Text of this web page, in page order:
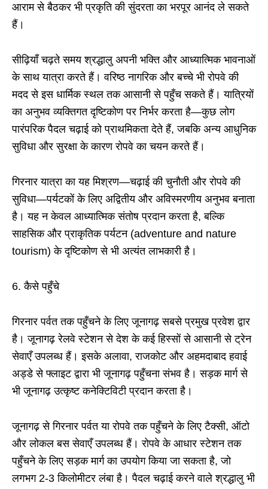
आराम से बैठकर भी प्रकृति की सुंदरता का भरपूर आनंद ले सकते
हैं।
सीढ़ियाँ चढ़ते समय श्रद्धालु अपनी भक्ति और आध्यात्मिक भावनाओं
के साथ यात्रा करते हैं। वरिष्ठ नागरिक और बच्चे भी रोपवे की
मदद से इस धार्मिक स्थल तक आसानी से पहुँच सकते हैं। यात्रियों
का अनुभव व्यक्तिगत दृष्टिकोण पर निर्भर करता है—कुछ लोग
पारंपरिक पैदल चढ़ाई को प्राथमिकता देते हैं, जबकि अन्य आधुनिक
सुविधा और सुरक्षा के कारण रोपवे का चयन करते हैं।
गिरनार यात्रा का यह मिश्रण—चढ़ाई की चुनौती और रोपवे की
सुविधा—पर्यटकों के लिए अद्वितीय और अविस्मरणीय अनुभव बनाता
है। यह न केवल आध्यात्मिक संतोष प्रदान करता है, बल्कि
साहसिक और प्राकृतिक पर्यटन (adventure and nature
tourism) के दृष्टिकोण से भी अत्यंत लाभकारी है।
6. कैसे पहुँचे
गिरनार पर्वत तक पहुँचने के लिए जूनागढ़ सबसे प्रमुख प्रवेश द्वार
है। जूनागढ़ रेलवे स्टेशन से देश के कई हिस्सों से आसानी से ट्रेन
सेवाएँ उपलब्ध हैं। इसके अलावा, राजकोट और अहमदाबाद हवाई
अड्डे से फ्लाइट द्वारा भी जूनागढ़ पहुँचना संभव है। सड़क मार्ग से
भी जूनागढ़ उत्कृष्ट कनेक्टिविटी प्रदान करता है।
जूनागढ़ से गिरनार पर्वत या रोपवे तक पहुँचने के लिए टैक्सी, ऑटो
और लोकल बस सेवाएँ उपलब्ध हैं। रोपवे के आधार स्टेशन तक
पहुँचने के लिए सड़क मार्ग का उपयोग किया जा सकता है, जो
लगभग 2-3 किलोमीटर लंबा है। पैदल चढ़ाई करने वाले श्रद्धालु भी